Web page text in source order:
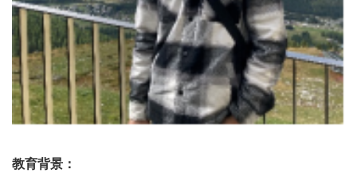
教育背景：